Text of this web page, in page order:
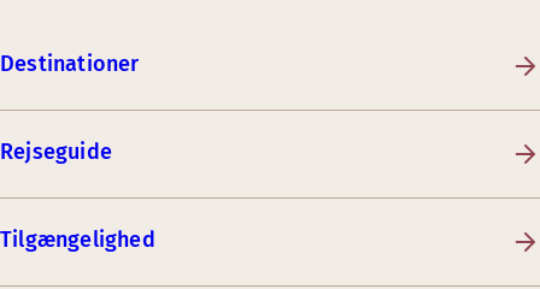
Destinationer
Rejseguide
Tilgængelighed